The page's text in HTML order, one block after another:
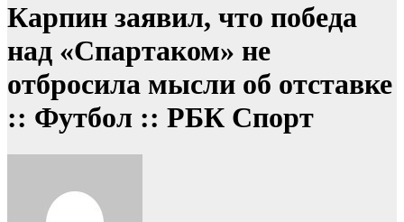
Карпин заявил, что победа
над «Спартаком» не
отбросила мысли об отставке
:: Футбол :: РБК Спорт